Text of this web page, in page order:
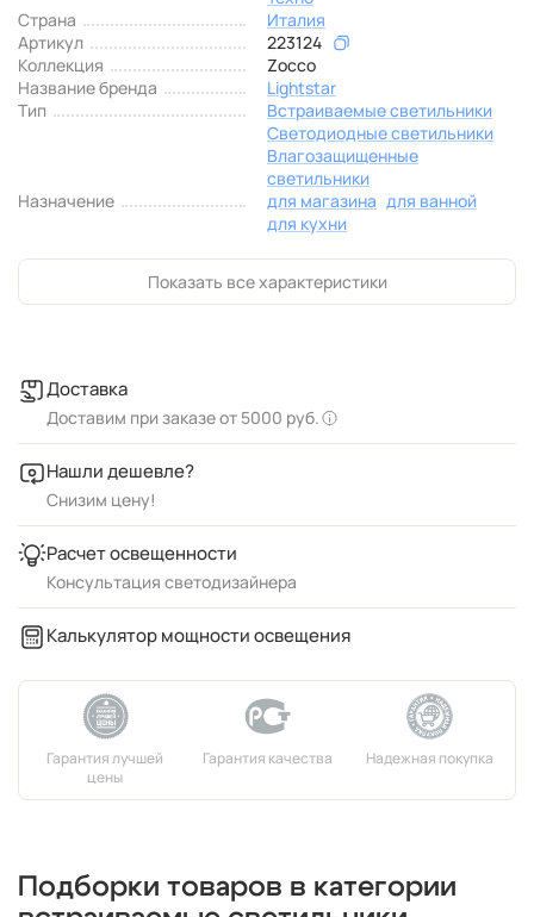
Страна
Италия
Артикул
223124
Коллекция
Zocco
Название бренда
Lightstar
Тип
Встраиваемые светильники
Светодиодные светильники
Влагозащищенные
светильники
Назначение
для магазина для ванной
для кухни
Показать все характеристики
Доставка
Доставим при заказе от 5000 руб.
Нашли дешевле?
Снизим цену!
Расчет освещенности
Консультация светодизайнера
Калькулятор мощности освещения
Подборки товаров в категории